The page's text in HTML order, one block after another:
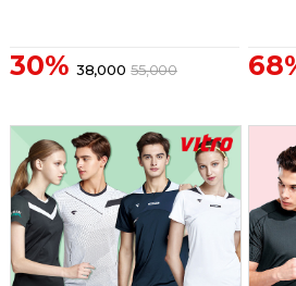
30% 38,000 55,000